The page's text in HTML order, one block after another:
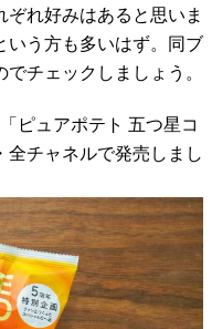
れ好みはあると思いま
いう方も多いはず。同ブ
チェックしましょう。
ピュアポテト 五つ星コ
全チャネルで発売しまし